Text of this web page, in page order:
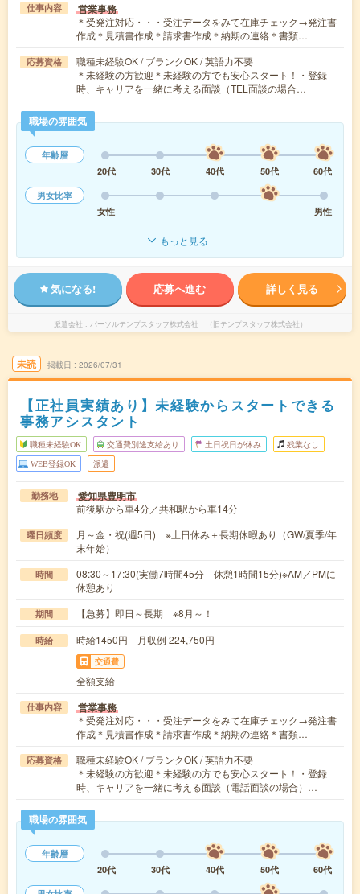
仕事内容 営業事務
＊受発注対応・・・受注データをみて在庫チェック→発注書
作成＊見積書作成＊請求書作成＊納期の連絡＊書類…
応募資格
職種未経験OK / ブランクOK / 英語力不要
＊未経験の方歓迎＊未経験の方でも安心スタート！・登録
時、キャリアを一緒に考える面談（TEL面談の場合…
職場の雰囲気
年齢層
20代
30代 40代 50代
60代
男女比率
女性
男性
もっと見る
気になる! 応募へ進む 詳しく見る
派遣会社 パーソルテンプスタッフ株式会社 （旧テンプスタッフ株式会社）
未読 掲載日 2026/07/31
【正社員実績あり】未経験からスタートできる
事務アシスタント
職種未経験OK 交通費別途支給あり 土日祝日が休み 残業なし
WEB登録OK 派遣
勤務地 愛知県豊明市
前後駅から車4分／共和駅から車14分
曜日頻度
月～金・祝(週5日) ※土日休み＋長期休暇あり（GW/夏季/年
末年始）
時間
08:30～17:30(実働7時間45分 休憩1時間15分)※AM／PMに
休憩あり
期間 【急募】即日～長期 ※8月～！
時給 時給1450円 月収例 224,750円
交通費
全額支給
仕事内容 営業事務
＊受発注対応・・・受注データをみて在庫チェック→発注書
作成＊見積書作成＊請求書作成＊納期の連絡＊書類…
応募資格
職種未経験OK / ブランクOK / 英語力不要
＊未経験の方歓迎＊未経験の方でも安心スタート！・登録
時、キャリアを一緒に考える面談（電話面談の場合）…
職場の雰囲気
年齢層
20代
30代 40代 50代
60代